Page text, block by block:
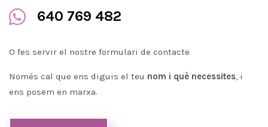
 640 769 482
O fes servir el nostre formulari de contacte
Només cal que ens diguis el teu nom i què necessites, i
ens posem en marxa.